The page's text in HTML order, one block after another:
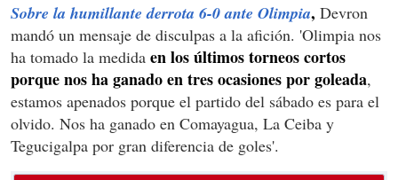
Sobre la humillante derrota 6-0 ante Olimpia, Devron
mandó un mensaje de disculpas a la afición. 'Olimpia nos
ha tomado la medida en los últimos torneos cortos
porque nos ha ganado en tres ocasiones por goleada,
estamos apenados porque el partido del sábado es para el
olvido. Nos ha ganado en Comayagua, La Ceiba y
Tegucigalpa por gran diferencia de goles'.